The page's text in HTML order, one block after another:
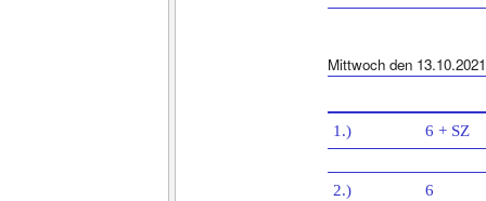
Mittwoch den 13.10.2021
1.) 6 + SZ
2.) 6